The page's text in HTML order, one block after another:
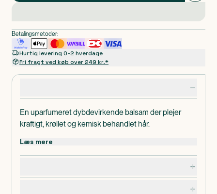
En uparfumeret dybdevirkende balsam der plejer
kraftigt, krøllet og kemisk behandlet hår.
Læs mere
Betalingsmetoder:
Hurtig levering 0-2 hverdage
Fri fragt ved køb over 249 kr.*